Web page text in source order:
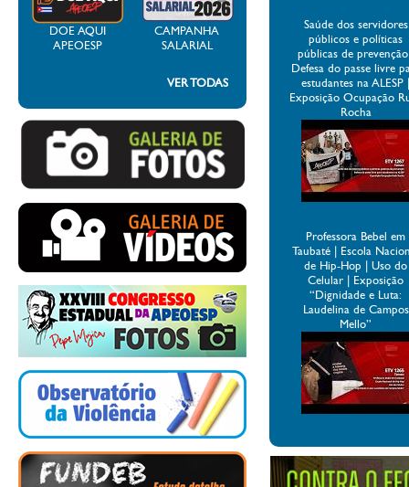
DOE AQUI
APEOESP
CAMPANHA
SALARIAL
VER TODAS
Saúde dos servidores
públicos e políticas
públicas de
Defesa do passe livre
estudantes na ALESP
Exposição Ocupação
Rocha
Professora Bebel em
Taubaté | Escola
de Hip-Hop | Uso do
Celular | Exposição
“Dignidade e Luta:
Laudelina de Campos
Mello”